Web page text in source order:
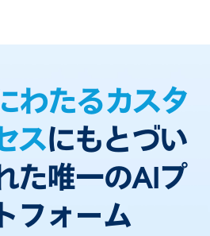
わたるカスタ
スにもとづい
た唯一のAIプ
フォーム